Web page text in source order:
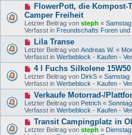
N
u
e
r
B
e
i
t
a
g
FlowerPott, die Kompost-
Camper Freiheit
Letzter Beitrag von steph «
Verfasst in Freundschafts Foren und
N
e
u
e
B
e
i
r
a
g
Lila Transe
Letzter Beitrag von Andreas W. «
Verfasst in Werbeblock - Kaufen -
N
e
u
e
B
e
i
r
4 l Fuchs Silkolene 15W50
Letzter Beitrag von DirkS « Samstag
Verfasst in Werbeblock - Kaufen -
N
e
u
e
B
Verkaufe Motorrad-/
Letzter Beitrag von Petrich «
Verfasst in Werbeblock - Kaufen -
N
e
Transit Campingplatz in
Letzter Beitrag von steph «